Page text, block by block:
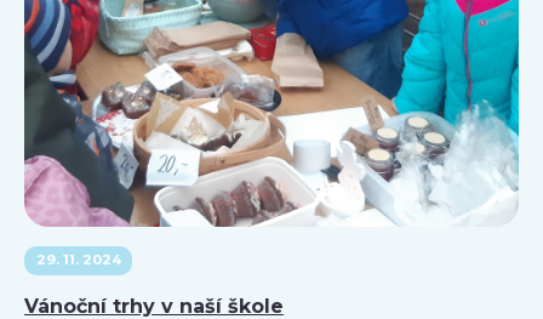
29. 11. 2024
Vánoční trhy v naší škole